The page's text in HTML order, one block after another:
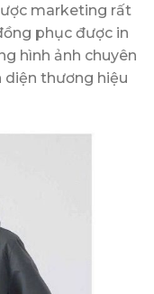
marketing rất
phục được in
hình ảnh chuyên
diện thương hiệu